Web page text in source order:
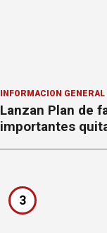
INFORMACION GENERAL
Lanzan Plan de
importantes
3